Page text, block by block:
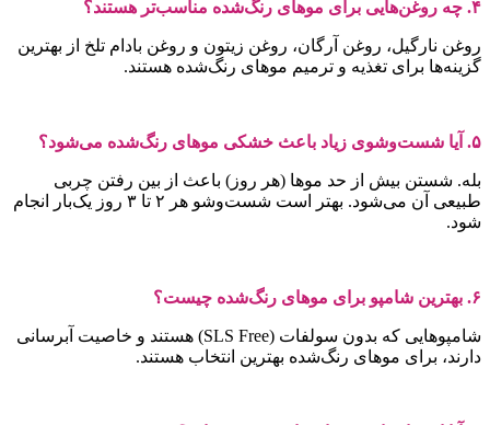
نارگیل، روغن آرگان، روغن زیتون و روغن بادام تلخ از بهترین
برای تغذیه و ترمیم موهای رنگ‌شده هستند.
شستن بیش از حد موها (هر روز) باعث از بین رفتن چربی
طبیعی آن می‌شود. بهتر است شست‌وشو هر ۲ تا ۳ روز یک‌بار انجام
شامپوهایی که بدون سولفات (SLS Free) هستند و خاصیت آبرسانی
برای موهای رنگ‌شده بهترین انتخاب هستند.